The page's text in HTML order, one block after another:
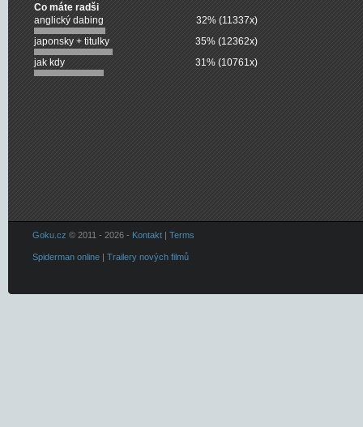
Co máte radši
anglický dabing
32% (11337x)
japonsky + titulky
35% (12362x)
jak kdy
31% (10761x)
Goku.cz © 2011 - 2026 - Kontakt | Terms
Spiderman online | Trailery nových filmů